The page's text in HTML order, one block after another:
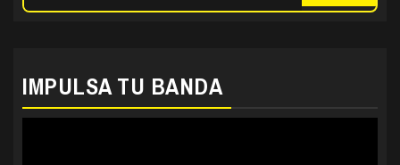
IMPULSA TU BANDA